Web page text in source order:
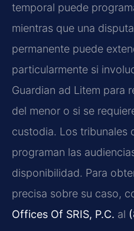
temporal puede
mientras que una
permanente puede
particularmente si
Guardian ad Litem para
del menor o si se
custodia. Los tribunales
programan las
disponibilidad. Para
precisa sobre su caso,
Offices Of SRIS, P.C. al